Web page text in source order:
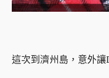
這次到濟州島，意外